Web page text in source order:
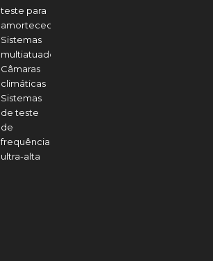
teste para
amortecedores
Sistemas
multiatuador
Câmaras
climáticas
Sistemas
de teste
de
frequência
ultra-alta